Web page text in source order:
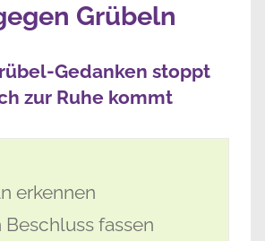
Grübeln
Gedanken stoppt
zur Ruhe kommt
erkennen
Beschluss fassen